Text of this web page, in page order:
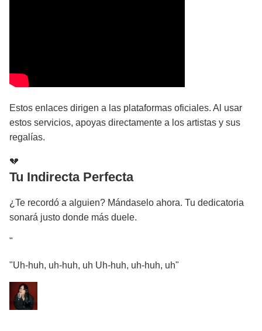
Estos enlaces dirigen a las plataformas oficiales. Al usar
estos servicios, apoyas directamente a los artistas y sus
regalías.
💔
Tu Indirecta Perfecta
¿Te recordó a alguien? Mándaselo ahora. Tu dedicatoria
sonará justo donde más duele.
"
"Uh-huh, uh-huh, uh Uh-huh, uh-huh, uh"